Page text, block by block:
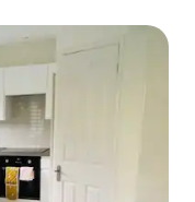
arasında